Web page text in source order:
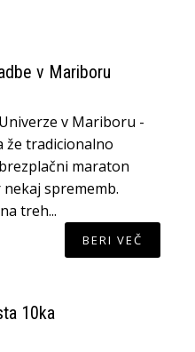
v Mariboru
v Mariboru -
že tradicionalno
maraton
sprememb.
treh...
BERI VEČ
10ka